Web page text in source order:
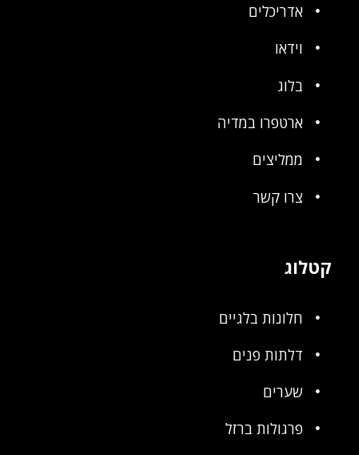
אדריכלים
וידאו
בלוג
ארטפרו במדיה
ממליצים
צרו קשר
קטלוג
חלונות בלגיים
דלתות פנים
שערים
פרגולות ברזל